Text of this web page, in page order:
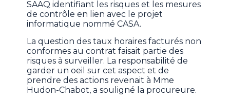
SAAQ identifiant les risques et les mesures
de contrôle en lien avec le projet
informatique nommé CASA.
La question des taux horaires facturés non
conformes au contrat faisait partie des
risques à surveiller. La responsabilité de
garder un oeil sur cet aspect et de
prendre des actions revenait à Mme
Hudon-Chabot, a souligné la procureure.